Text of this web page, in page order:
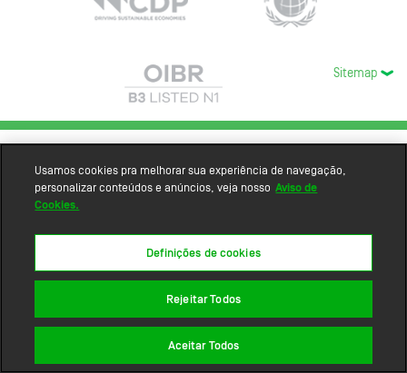
Sitemap
Usamos cookies pra melhorar sua experiência de navegação,
personalizar conteúdos e anúncios, veja nosso Aviso de
Cookies.
Definições de cookies
Rejeitar Todos
Aceitar Todos